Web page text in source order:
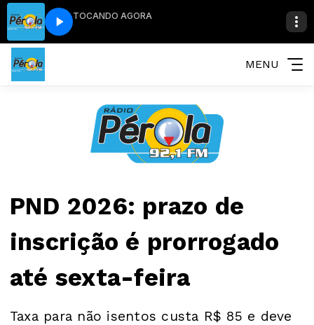
TOCANDO AGORA
MENU
PND 2026: prazo de
inscrição é prorrogado
até sexta-feira
Taxa para não isentos custa R$ 85 e deve